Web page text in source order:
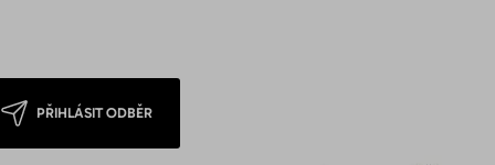
PŘIHLÁSIT ODBĚR